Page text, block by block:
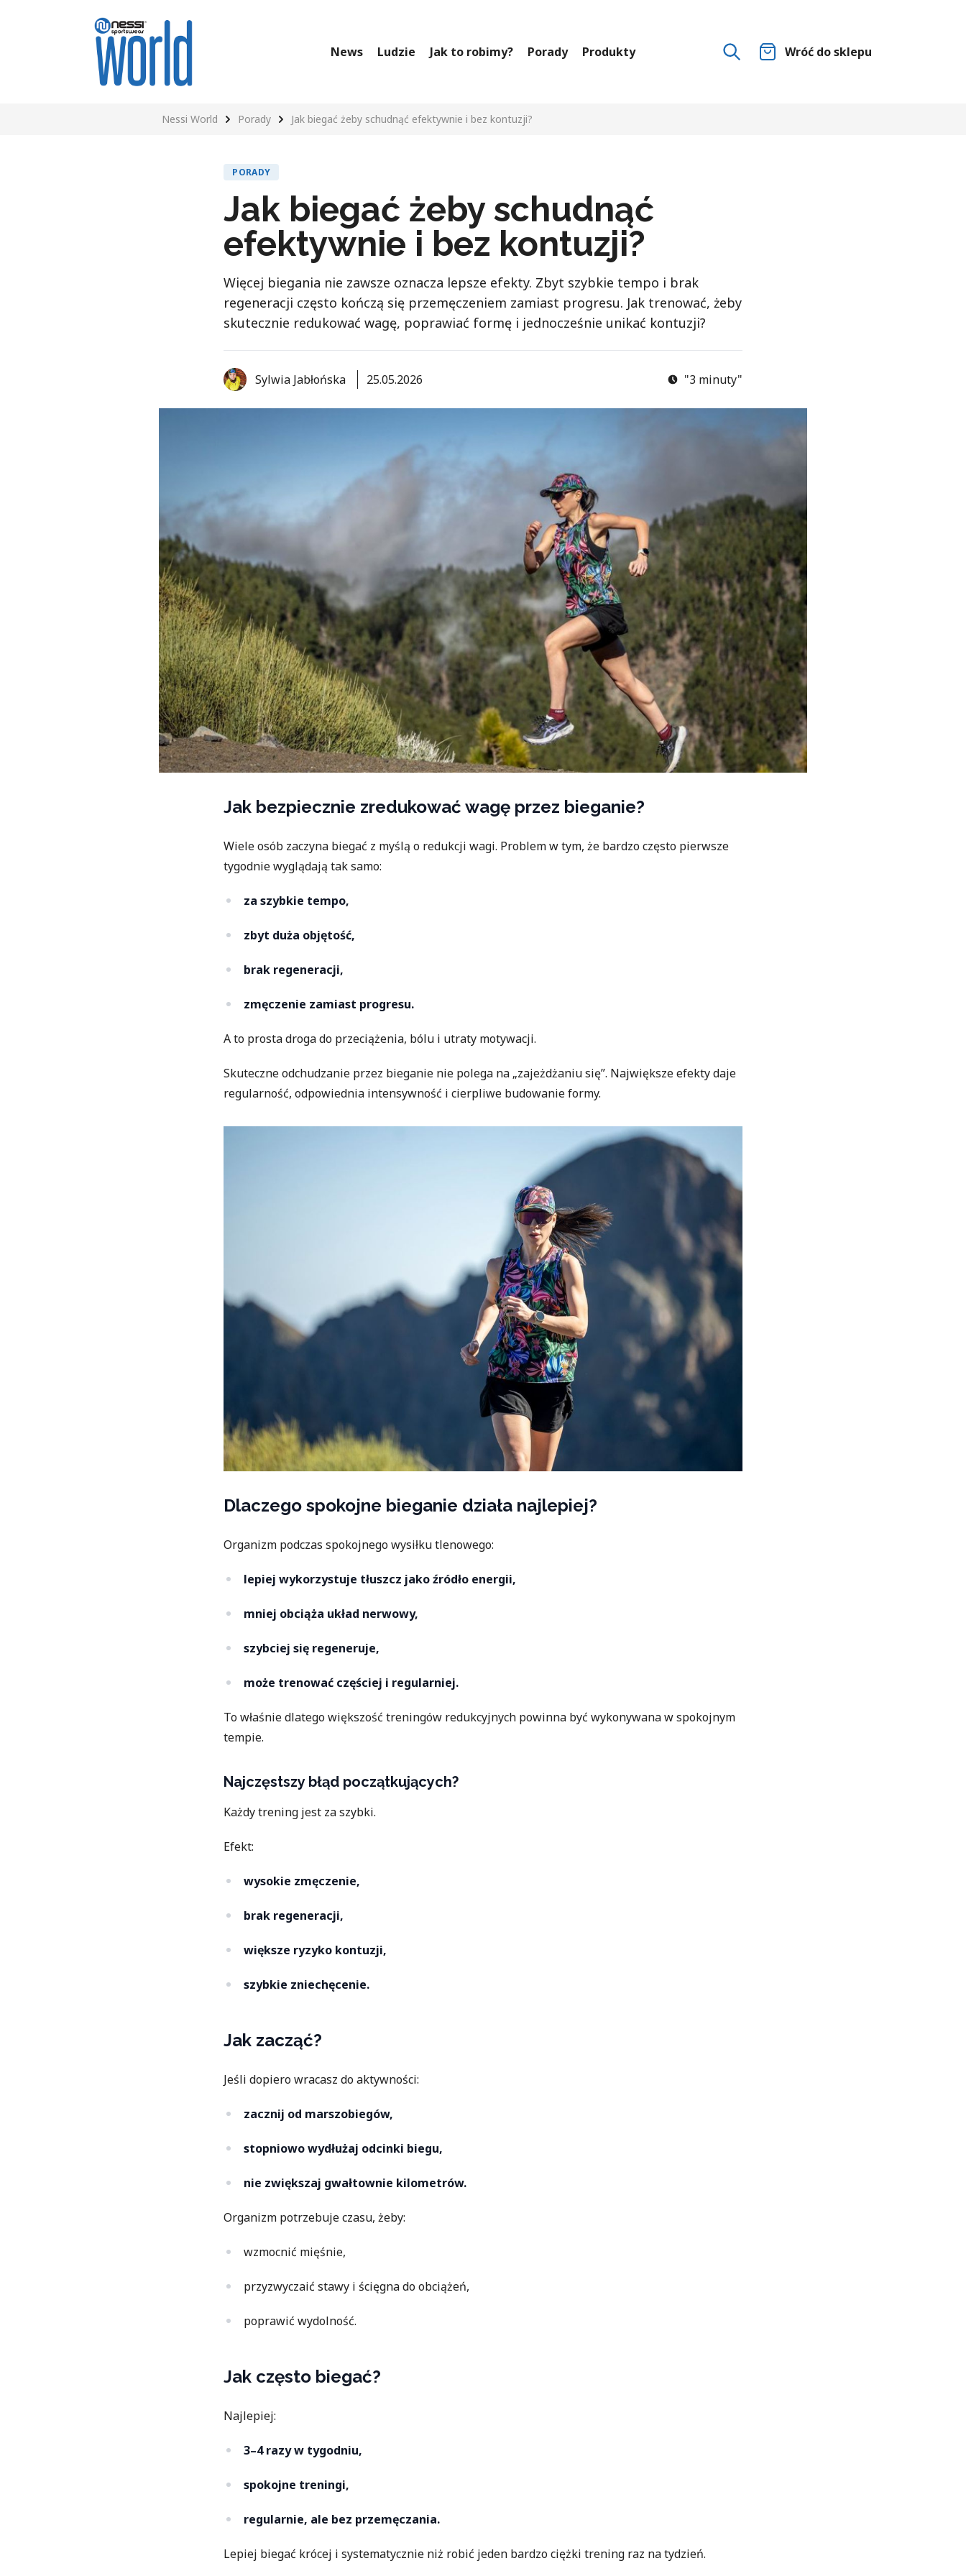
News Ludzie Jak to robimy? Porady Produkty Wróć do sklepu
Nessi World Porady Jak biegać żeby schudnąć efektywnie i bez kontuzji?
PORADY
Jak biegać żeby schudnąć
efektywnie i bez kontuzji?
Więcej biegania nie zawsze oznacza lepsze efekty. Zbyt szybkie tempo i brak
regeneracji często kończą się przemęczeniem zamiast progresu. Jak trenować, żeby
skutecznie redukować wagę, poprawiać formę i jednocześnie unikać kontuzji?
Sylwia Jabłońska 25.05.2026 "3 minuty"
Jak bezpiecznie zredukować wagę przez bieganie?
Wiele osób zaczyna biegać z myślą o redukcji wagi. Problem w tym, że bardzo często pierwsze
tygodnie wyglądają tak samo:
za szybkie tempo,
zbyt duża objętość,
brak regeneracji,
zmęczenie zamiast progresu.
A to prosta droga do przeciążenia, bólu i utraty motywacji.
Skuteczne odchudzanie przez bieganie nie polega na „zajeżdżaniu się”. Największe efekty daje
regularność, odpowiednia intensywność i cierpliwe budowanie formy.
Dlaczego spokojne bieganie działa najlepiej?
Organizm podczas spokojnego wysiłku tlenowego:
lepiej wykorzystuje tłuszcz jako źródło energii,
mniej obciąża układ nerwowy,
szybciej się regeneruje,
może trenować częściej i regularniej.
To właśnie dlatego większość treningów redukcyjnych powinna być wykonywana w spokojnym
tempie.
Najczęstszy błąd początkujących?
Każdy trening jest za szybki.
Efekt:
wysokie zmęczenie,
brak regeneracji,
większe ryzyko kontuzji,
szybkie zniechęcenie.
Jak zacząć?
Jeśli dopiero wracasz do aktywności:
zacznij od marszobiegów,
stopniowo wydłużaj odcinki biegu,
nie zwiększaj gwałtownie kilometrów.
Organizm potrzebuje czasu, żeby:
wzmocnić mięśnie,
przyzwyczaić stawy i ścięgna do obciążeń,
poprawić wydolność.
Jak często biegać?
Najlepiej:
3–4 razy w tygodniu,
spokojne treningi,
regularnie, ale bez przemęczania.
Lepiej biegać krócej i systematycznie niż robić jeden bardzo ciężki trening raz na tydzień.